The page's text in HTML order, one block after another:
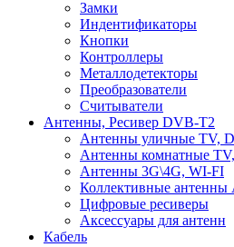
Замки
Индентификаторы
Кнопки
Контроллеры
Металлодетекторы
Преобразователи
Считыватели
Антенны, Ресивер DVB-T2
Антенны уличные TV,
Антенны комнатные
Антенны 3G\4G, WI-FI
Коллективные
Цифровые ресиверы
Аксессуары для антенн
Кабель